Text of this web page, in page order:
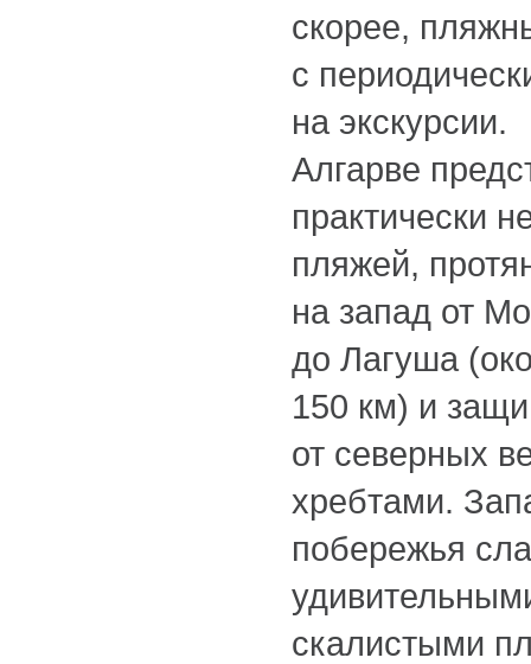
скорее,
с
на экскурсии.
Алгарве
практически
пляжей,
на запад от
до Лагуша
150 км) и
от северных
хребтами.
побережья
скалистыми